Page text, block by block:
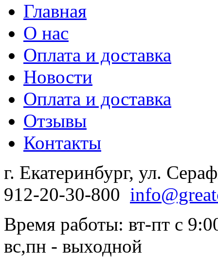
Главная
О нас
Оплата и доставка
Новости
Оплата и доставка
Отзывы
Контакты
г. Екатеринбург, ул.
912-20-30-800
Время работы: вт-пт с
вс,пн - выходной